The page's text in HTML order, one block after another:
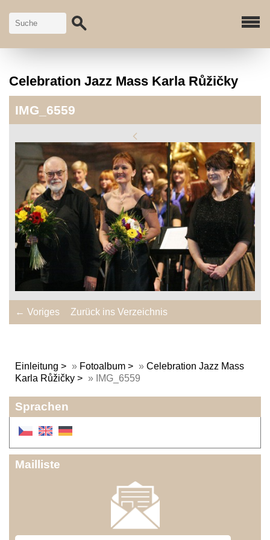
Celebration Jazz Mass Karla Růžičky
IMG_6559
← Voriges Zurück ins Verzeichnis
Einleitung » Fotoalbum » Celebration Jazz Mass
Karla Růžičky
» IMG_6559
Sprachen
Mailliste